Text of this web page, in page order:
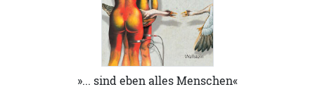
»... sind eben alles Menschen«